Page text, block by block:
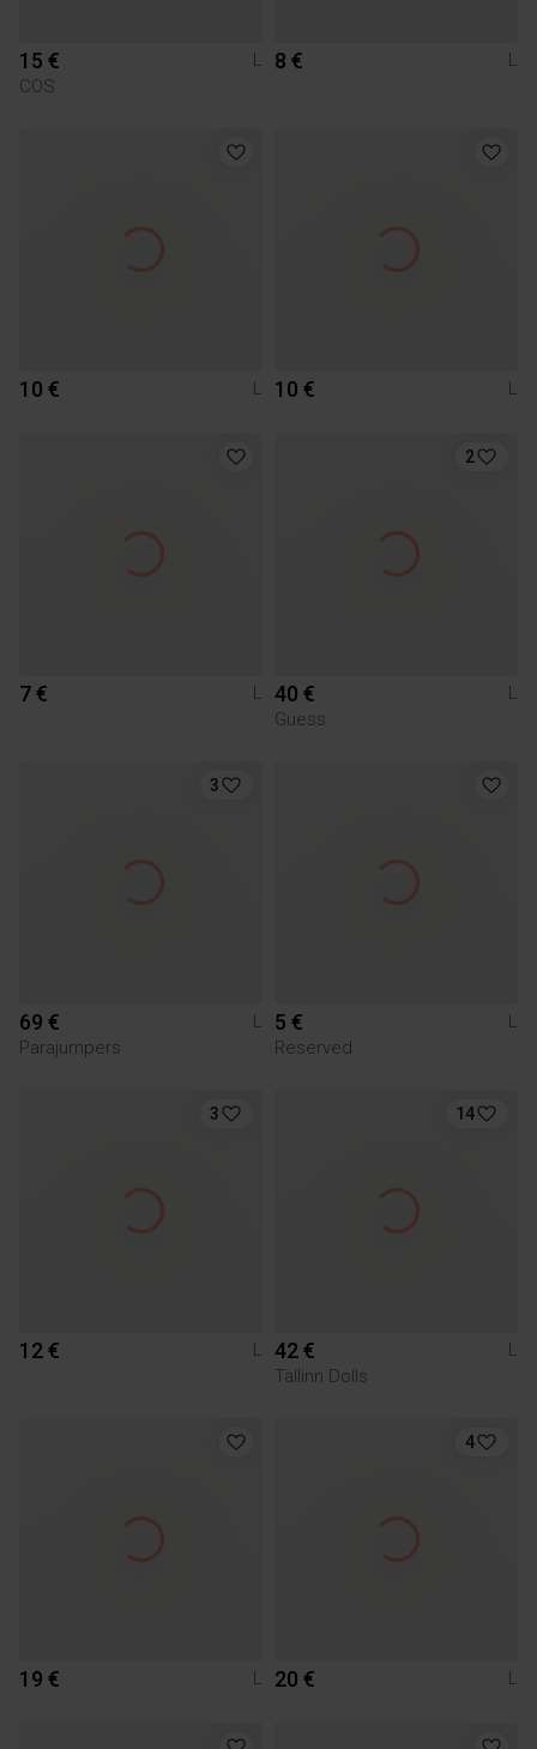
15 €
L
COS
8 € L
10 € L 10 € L
7 € L
2
40 €
L
Guess
3
69 €
L
Parajumpers
5 €
L
Reserved
3
12 € L
14
42 €
L
Tallinn Dolls
19 € L
4
20 € L